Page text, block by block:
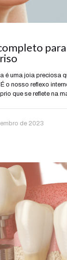
é uma joia preciosa
o nosso reflexo
que se reflete na
de 2023